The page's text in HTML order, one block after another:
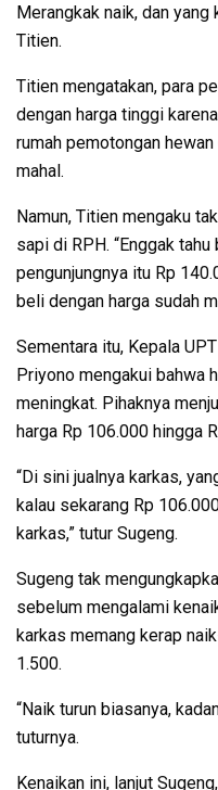
Merangkak naik, dan yang
Titien.
Titien mengatakan, para
dengan harga tinggi
rumah pemotongan
mahal.
Namun, Titien mengaku
sapi di RPH. “Enggak
pengunjungnya itu Rp
beli dengan harga sudah
Sementara itu, Kepala
Priyono mengakui bahwa
meningkat. Pihaknya
harga Rp 106.000 hingga
“Di sini jualnya karkas,
kalau sekarang Rp
karkas,” tutur Sugeng.
Sugeng tak
sebelum mengalami
karkas memang kerap
1.500.
“Naik turun biasanya,
tuturnya.
Kenaikan ini, lanjut